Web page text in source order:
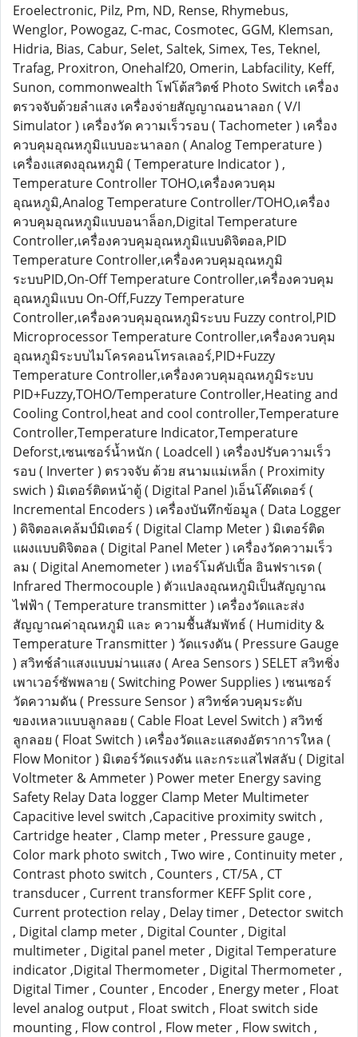
Eroelectronic, Pilz, Pm, ND, Rense, Rhymebus,
Wenglor, Powogaz, C-mac, Cosmotec, GGM, Klemsan,
Hidria, Bias, Cabur, Selet, Saltek, Simex, Tes, Teknel,
Trafag, Proxitron, Onehalf20, Omerin, Labfacility, Keff,
Sunon, commonwealth โฟโต้สวิตช์ Photo Switch เครื่อง
ตรวจจับด้วยลำแสง เครื่องจ่ายสัญญาณอนาลอก ( V/I
Simulator ) เครื่องวัด ความเร็วรอบ ( Tachometer ) เครื่อง
ควบคุมอุณหภูมิแบบอะนาลอก ( Analog Temperature )
เครื่องแสดงอุณหภูมิ ( Temperature Indicator ) ,
Temperature Controller TOHO,เครื่องควบคุม
อุณหภูมิ,Analog Temperature Controller/TOHO,เครื่อง
ควบคุมอุณหภูมิแบบอนาล็อก,Digital Temperature
Controller,เครื่องควบคุมอุณหภูมิแบบดิจิตอล,PID
Temperature Controller,เครื่องควบคุมอุณหภูมิ
ระบบPID,On-Off Temperature Controller,เครื่องควบคุม
อุณหภูมิแบบ On-Off,Fuzzy Temperature
Controller,เครื่องควบคุมอุณหภูมิระบบ Fuzzy control,PID
Microprocessor Temperature Controller,เครื่องควบคุม
อุณหภูมิระบบไมโครคอนโทรลเลอร์,PID+Fuzzy
Temperature Controller,เครื่องควบคุมอุณหภูมิระบบ
PID+Fuzzy,TOHO/Temperature Controller,Heating and
Cooling Control,heat and cool controller,Temperature
Controller,Temperature Indicator,Temperature
Deforst,เซนเซอร์น้ำหนัก ( Loadcell ) เครื่องปรับความเร็ว
รอบ ( Inverter ) ตรวจจับ ด้วย สนามแม่เหล็ก ( Proximity
swich ) มิเตอร์ติดหน้าตู้ ( Digital Panel )เอ็นโค๊ดเดอร์ (
Incremental Encoders ) เครื่องบันทึกข้อมูล ( Data Logger
) ดิจิตอลเคล้มป์มิเตอร์ ( Digital Clamp Meter ) มิเตอร์ติด
แผงแบบดิจิตอล ( Digital Panel Meter ) เครื่องวัดความเร็ว
ลม ( Digital Anemometer ) เทอร์โมคัปเปิ้ล อินฟราเรด (
Infrared Thermocouple ) ตัวแปลงอุณหภูมิเป็นสัญญาณ
ไฟฟ้า ( Temperature transmitter ) เครื่องวัดและส่ง
สัญญาณค่าอุณหภูมิ และ ความชื้นสัมพัทธ์ ( Humidity &
Temperature Transmitter ) วัดแรงดัน ( Pressure Gauge
) สวิทช์ลำแสงแบบม่านแสง ( Area Sensors ) SELET สวิทชิ่ง
เพาเวอร์ซัพพลาย ( Switching Power Supplies ) เซนเซอร์
วัดความดัน ( Pressure Sensor ) สวิทช์ควบคุมระดับ
ของเหลวแบบลูกลอย ( Cable Float Level Switch ) สวิทช์
ลูกลอย ( Float Switch ) เครื่องวัดและแสดงอัตราการใหล (
Flow Monitor ) มิเตอร์วัดแรงดัน และกระแสไฟสลับ ( Digital
Voltmeter & Ammeter ) Power meter Energy saving
Safety Relay Data logger Clamp Meter Multimeter
Capacitive level switch ,Capacitive proximity switch ,
Cartridge heater , Clamp meter , Pressure gauge ,
Color mark photo switch , Two wire , Continuity meter ,
Contrast photo switch , Counters , CT/5A , CT
transducer , Current transformer KEFF Split core ,
Current protection relay , Delay timer , Detector switch
, Digital clamp meter , Digital Counter , Digital
multimeter , Digital panel meter , Digital Temperature
indicator ,Digital Thermometer , Digital Thermometer ,
Digital Timer , Counter , Encoder , Energy meter , Float
level analog output , Float switch , Float switch side
mounting , Flow control , Flow meter , Flow switch ,